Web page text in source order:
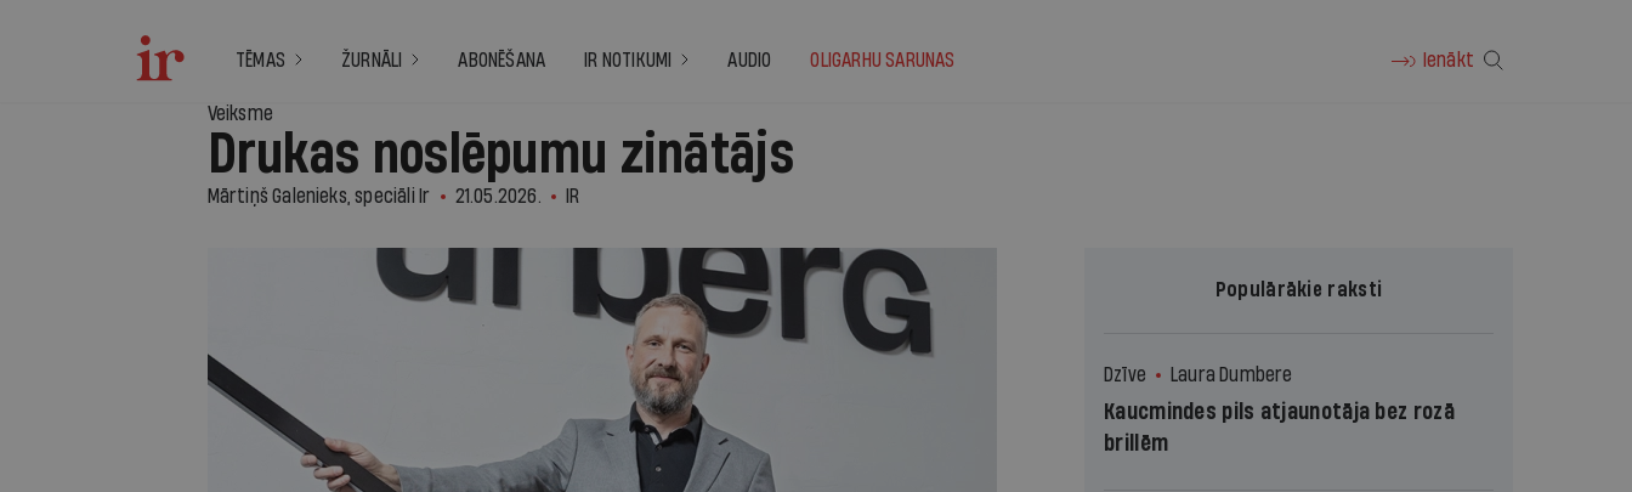
TĒMAS ŽURNĀLI ABONĒŠANA IR NOTIKUMI AUDIO OLIGARHU SARUNAS Ienākt
Veiksme
Drukas noslēpumu zinātājs
Mārtiņš Galenieks, speciāli Ir 21.05.2026. IR
Populārākie raksti
Dzīve Laura Dumbere
Kaucmindes pils atjaunotāja bez rozā
brillēm